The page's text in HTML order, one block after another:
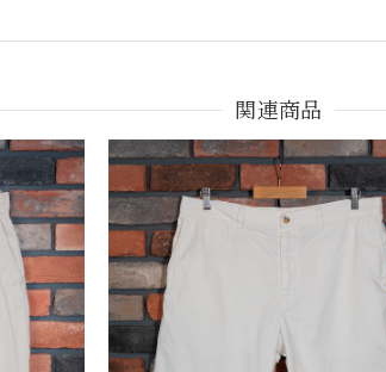
Ralph Lauren POLO CHINO ポロチノ ラル
本当に好きです！ありがとうございました！
関連商品